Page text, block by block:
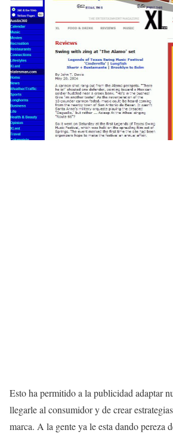
Esto ha permitido a la publicidad adaptar
llegarle al consumidor y de crear
marca. A la gente ya le esta dando pereza